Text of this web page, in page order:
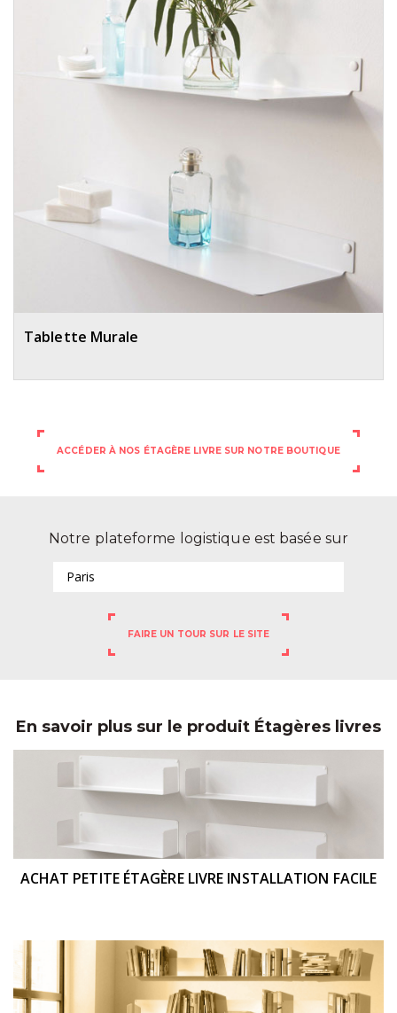
Tablette Murale
ACCÉDER À NOS ÉTAGÈRE LIVRE SUR NOTRE BOUTIQUE
Notre plateforme logistique est basée sur
Paris
FAIRE UN TOUR SUR LE SITE
En savoir plus sur le produit Étagères livres
ACHAT PETITE ÉTAGÈRE LIVRE INSTALLATION FACILE